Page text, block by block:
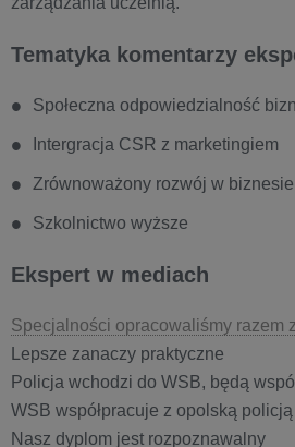
Tematyka komentarzy
Społeczna odpowiedzialność
Intergracja CSR z marketingiem
Zrównoważony rozwój w biznesie
Szkolnictwo wyższe
Ekspert w mediach
Specjalności opracowaliśmy razem
Lepsze zanaczy praktyczne
Policja wchodzi do WSB, będą
WSB współpracuje z opolską policją
Nasz dyplom jest rozpoznawalny